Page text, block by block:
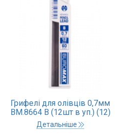
Грифелі для олівців 0,7мм
BM.8664 В (12шт в уп.) (12)
Детальніше